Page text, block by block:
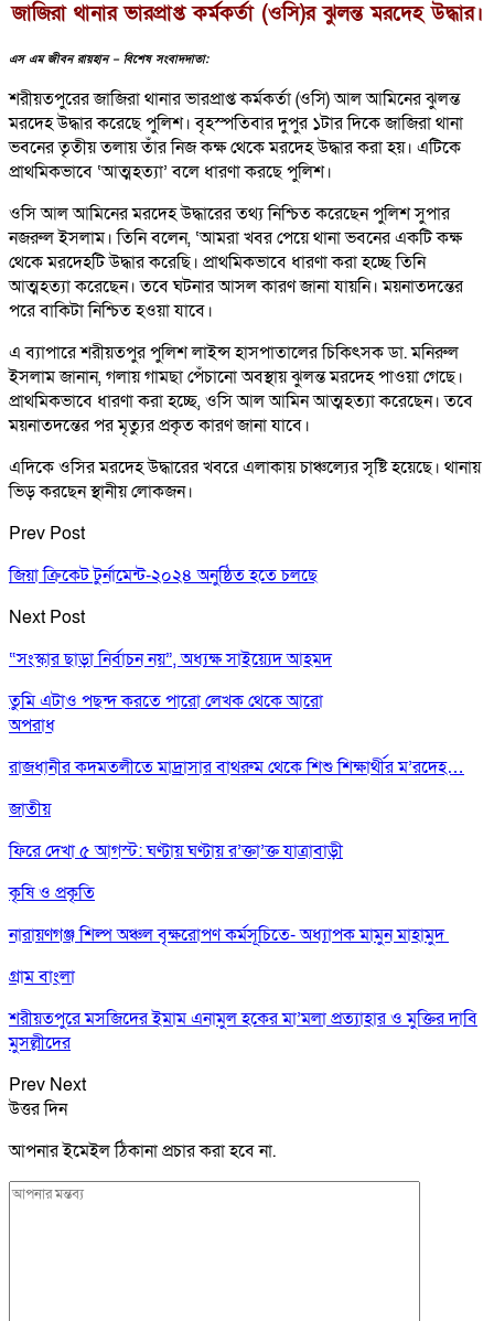
জাজিরা থানার ভারপ্রাপ্ত কর্মকর্তা (ওসি)র ঝুলন্ত মরদেহ উদ্ধার।
এস এম জীবন রায়হান – বিশেষ সংবাদদাতা:
শরীয়তপুরের জাজিরা থানার ভারপ্রাপ্ত কর্মকর্তা (ওসি) আল আমিনের ঝুলন্ত
মরদেহ উদ্ধার করেছে পুলিশ। বৃহস্পতিবার দুপুর ১টার দিকে জাজিরা থানা
ভবনের তৃতীয় তলায় তাঁর নিজ কক্ষ থেকে মরদেহ উদ্ধার করা হয়। এটিকে
প্রাথমিকভাবে ‘আত্মহত্যা’ বলে ধারণা করছে পুলিশ।
ওসি আল আমিনের মরদেহ উদ্ধারের তথ্য নিশ্চিত করেছেন পুলিশ সুপার
নজরুল ইসলাম। তিনি বলেন, ‘আমরা খবর পেয়ে থানা ভবনের একটি কক্ষ
থেকে মরদেহটি উদ্ধার করেছি। প্রাথমিকভাবে ধারণা করা হচ্ছে তিনি
আত্মহত্যা করেছেন। তবে ঘটনার আসল কারণ জানা যায়নি। ময়নাতদন্তের
পরে বাকিটা নিশ্চিত হওয়া যাবে।
এ ব্যাপারে শরীয়তপুর পুলিশ লাইন্স হাসপাতালের চিকিৎসক ডা. মনিরুল
ইসলাম জানান, গলায় গামছা পেঁচানো অবস্থায় ঝুলন্ত মরদেহ পাওয়া গেছে।
প্রাথমিকভাবে ধারণা করা হচ্ছে, ওসি আল আমিন আত্মহত্যা করেছেন। তবে
ময়নাতদন্তের পর মৃত্যুর প্রকৃত কারণ জানা যাবে।
এদিকে ওসির মরদেহ উদ্ধারের খবরে এলাকায় চাঞ্চল্যের সৃষ্টি হয়েছে। থানায়
ভিড় করছেন স্থানীয় লোকজন।
Prev Post
জিয়া ক্রিকেট টুর্নামেন্ট-২০২৪ অনুষ্ঠিত হতে চলছে
Next Post
“সংস্কার ছাড়া নির্বাচন নয়”, অধ্যক্ষ সাইয়্যেদ আহমদ
তুমি এটাও পছন্দ করতে পারোলেখক থেকে আরো
অপরাধ
রাজধানীর কদমতলীতে মাদ্রাসার বাথরুম থেকে শিশু শিক্ষার্থীর ম’রদেহ…
জাতীয়
ফিরে দেখা ৫ আগস্ট: ঘণ্টায় ঘণ্টায় র’ক্তা’ক্ত যাত্রাবাড়ী
কৃষি ও প্রকৃতি
নারায়ণগঞ্জ শিল্প অঞ্চল বৃক্ষরোপণ কর্মসূচিতে- অধ্যাপক মামুন মাহামুদ
গ্রাম বাংলা
শরীয়তপুরে মসজিদের ইমাম এনামুল হকের মা’মলা প্রত্যাহার ও মুক্তির দাবি
মুসল্লীদের
Prev Next
উত্তর দিন
আপনার ইমেইল ঠিকানা প্রচার করা হবে না.